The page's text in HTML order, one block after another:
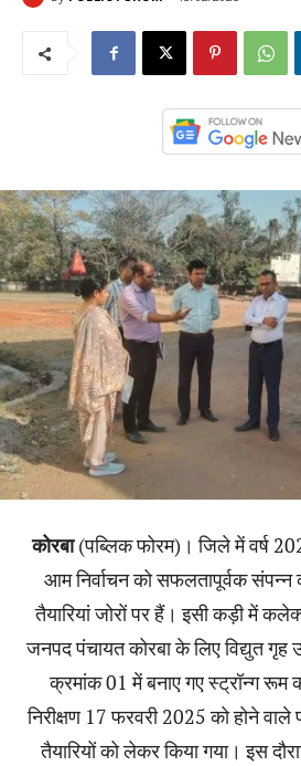
कोरबा(पब्लिक फोरम)। जिले में वर्ष
आम निर्वाचन को सफलतापूर्वक
तैयारियां जोरों पर हैं। इसी कड़ी में
जनपद पंचायत कोरबा के लिए विद्युत गृह
क्रमांक 01 में बनाए गए स्ट्रॉन्ग रूम
निरीक्षण 17 फरवरी 2025 को होने
तैयारियों को लेकर किया गया। इस